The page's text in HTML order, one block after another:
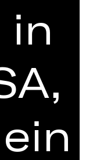
kommt.
vertieft
mit
– eine
selbst
seiner
in